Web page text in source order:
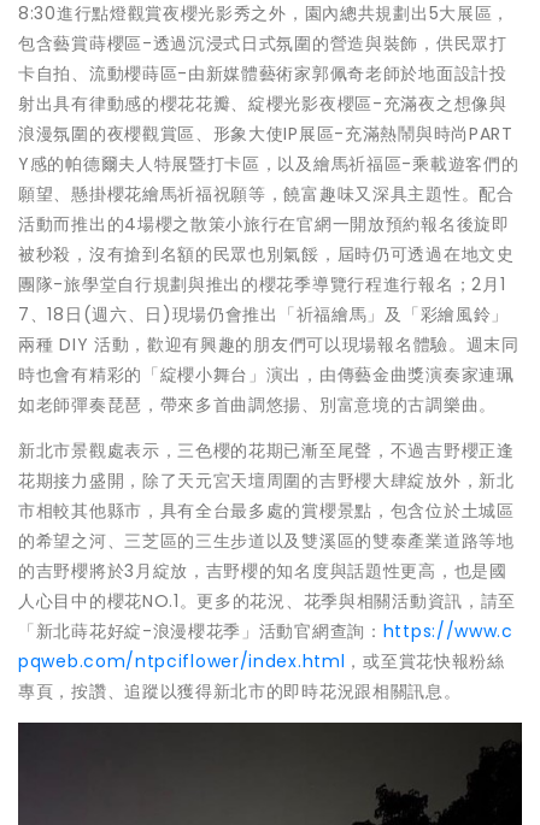
8:30進行點燈觀賞夜櫻光影秀之外，園內總共規劃出5大展區，
包含藝賞蒔櫻區-透過沉浸式日式氛圍的營造與裝飾，供民眾打
卡自拍、流動櫻蒔區-由新媒體藝術家郭佩奇老師於地面設計投
射出具有律動感的櫻花花瓣、綻櫻光影夜櫻區-充滿夜之想像與
浪漫氛圍的夜櫻觀賞區、形象大使IP展區-充滿熱鬧與時尚PART
Y感的帕德爾夫人特展暨打卡區，以及繪馬祈福區-乘載遊客們的
願望、懸掛櫻花繪馬祈福祝願等，饒富趣味又深具主題性。配合
活動而推出的4場櫻之散策小旅行在官網一開放預約報名後旋即
被秒殺，沒有搶到名額的民眾也別氣餒，屆時仍可透過在地文史
團隊-旅學堂自行規劃與推出的櫻花季導覽行程進行報名；2月1
7、18日(週六、日)現場仍會推出「祈福繪馬」及「彩繪風鈴」
兩種 DIY 活動，歡迎有興趣的朋友們可以現場報名體驗。週末同
時也會有精彩的「綻櫻小舞台」演出，由傳藝金曲獎演奏家連珮
如老師彈奏琵琶，帶來多首曲調悠揚、別富意境的古調樂曲。
新北市景觀處表示，三色櫻的花期已漸至尾聲，不過吉野櫻正逢
花期接力盛開，除了天元宮天壇周圍的吉野櫻大肆綻放外，新北
市相較其他縣市，具有全台最多處的賞櫻景點，包含位於土城區
的希望之河、三芝區的三生步道以及雙溪區的雙泰產業道路等地
的吉野櫻將於3月綻放，吉野櫻的知名度與話題性更高，也是國
人心目中的櫻花NO.1。更多的花況、花季與相關活動資訊，請至
「新北蒔花好綻-浪漫櫻花季」活動官網查詢： https://www.c
pqweb.com/ntpciflower/index.html ，或至賞花快報粉絲
專頁，按讚、追蹤以獲得新北市的即時花況跟相關訊息。